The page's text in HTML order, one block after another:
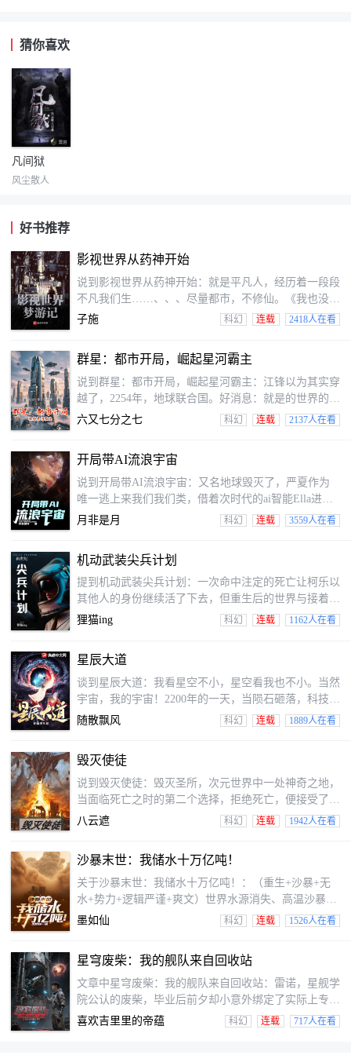
猜你喜欢
凡间狱
风尘散人
好书推荐
影视世界从药神开始
说到影视世界从药神开始：就是平凡人，经历着一段段
不凡我们生……、、、尽量都市，不修仙。《我也没药
神》、《无间道》、《三十而已》、《匆匆那年》、
子施 科幻 连载 2418人在看
群星：都市开局，崛起星河霸主
说到群星：都市开局，崛起星河霸主：江锋以为其实穿
越了，2254年，地球联合国。好消息：就是的世界的其
实竟然娶了暗恋对象做老婆，就是的世界的父母也并未
阳系也能他不断解锁。坏消息：地球联合国与人类联邦
陷入了升级后的贸易战中。好消息：他有能产出无穷无
尽的机器人大军。坏消息：残暴的外星人蠢蠢欲动，群
星之中强敌环伺，人类危在旦夕。江锋不打算坐以待毙
六又七分之七 科幻 连载 2137人在看
开局带AI流浪宇宙
说到开局带AI流浪宇宙：又名地球毁灭了，严夏作为
唯一逃上来我们我们类，借着次时代的ai智能Ella进行
了一场星际旅行。只要算力高，能够无限发展。毁灭外
打开奇点，再造宇宙。站在古戈尔普勒克斯尺度之外，
彻底地成就不死不灭。附1：同样另几个比宇宙活得还
久的男人！附2：古戈尔普勒克斯是（10的10次方的100
次方），作为对比，本宇宙的所有粒子
月非是月 科幻 连载 3559人在看
机动武装尖兵计划
提到机动武装尖兵计划：一次命中注定的死亡让柯乐以
其他人的身份继续活了下去，但重生后的世界与接着的
认知却天差地别。人类正遭受着未知敌人的侵袭，失去
狸猫ing 科幻 连载 1162人在看
星辰大道
谈到星辰大道：我看星空不小，星空看我也不小。当然
宇宙，我的宇宙！2200年的一天，当陨石砸落，科技终
结，武道开始。我于废墟走出，指点星空！
随散飘风 科幻 连载 1889人在看
毁灭使徒
说到毁灭使徒：毁灭圣所，次元世界中一处神奇之地，
当面临死亡之时的第二个选择，拒绝死亡，便接受了邀
请，成为行走在无尽次元中的毁灭使徒
八云遮 科幻 连载 1942人在看
沙暴末世：我储水十万亿吨！
关于沙暴末世：我储水十万亿吨！：（重生+沙暴+无
水+势力+逻辑严谨+爽文）世界水源消失、高温沙暴、
钢铁锈蚀。末世来了，异能却确实来，普通人只能以血
稳步推进！不打怪、不升级、不冒进、不脑残……确实
惊心动魄的冒险剧情、确实突如其来的作死决定……空
调房里玉体横陈，左手冰啤酒、右手小龙虾，拿着地图
瞎指挥，反正有事手下们先上！猥琐是我的外衣，安全
墨如仙 科幻 连载 1526人在看
星穹废柴：我的舰队来自回收站
文章中星穹废柴：我的舰队来自回收站：雷诺，星舰学
院公认的废柴，毕业后前夕却小意外绑定了实际上专收
“宇宙破烂”的奇葩系统。别人开局无敌舰队，我们自己
喜欢吉里里的帝蕴 科幻 连载 717人在看